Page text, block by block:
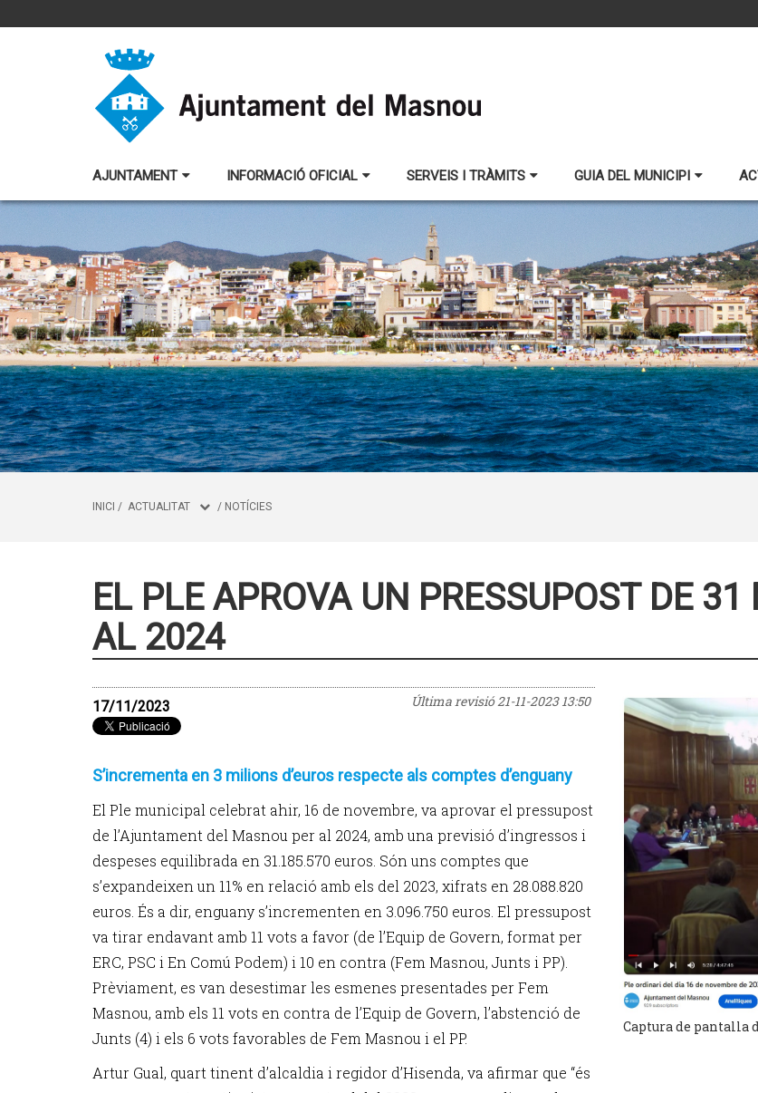
AJUNTAMENT INFORMACIÓ OFICIAL SERVEIS I TRÀMITS GUIA DEL MUNICIPI
INICI / ACTUALITAT / NOTÍCIES
EL PLE APROVA UN PRESSUPOST DE
AL 2024
Última revisió21-11-2023 13:50
17/11/2023
S’incrementa en 3 milions d’euros respecte als comptes d’enguany
El Ple municipal celebrat ahir, 16 de novembre, va aprovar el pressupost
de l’Ajuntament del Masnou per al 2024, amb una previsió d’ingressos i
despeses equilibrada en 31.185.570 euros. Són uns comptes que
s’expandeixen un 11% en relació amb els del 2023, xifrats en 28.088.820
euros. És a dir, enguany s’incrementen en 3.096.750 euros. El pressupost
va tirar endavant amb 11 vots a favor (de l’Equip de Govern, format per
ERC, PSC i En Comú Podem) i 10 en contra (Fem Masnou, Junts i PP).
Prèviament, es van desestimar les esmenes presentades per Fem
Masnou, amb els 11 vots en contra de l’Equip de Govern, l’abstenció de
Junts (4) i els 6 vots favorables de Fem Masnou i el PP.
Artur Gual, quart tinent d’alcaldia i regidor d’Hisenda, va afirmar que “és
Captura de pantalla